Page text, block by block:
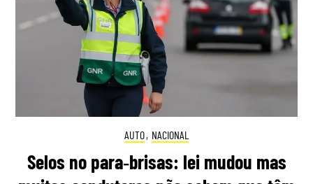
AUTO, NACIONAL
Selos no para‑brisas: lei mudou mas